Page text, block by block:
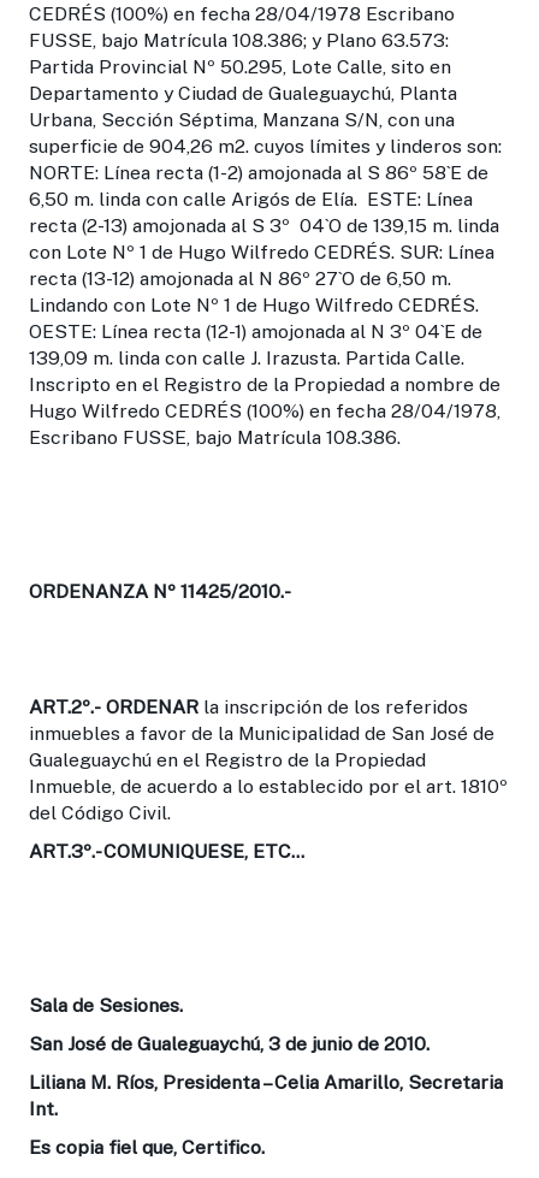
CEDRÉS (100%) en fecha 28/04/1978 Escribano
FUSSE, bajo Matrícula 108.386; y Plano 63.573:
Partida Provincial Nº 50.295, Lote Calle, sito en
Departamento y Ciudad de Gualeguaychú, Planta
Urbana, Sección Séptima, Manzana S/N, con una
superficie de 904,26 m2. cuyos límites y linderos son:
NORTE: Línea recta (1-2) amojonada al S 86º 58`E de
6,50 m. linda con calle Arigós de Elía. ESTE: Línea
recta (2-13) amojonada al S 3º 04`O de 139,15 m. linda
con Lote Nº 1 de Hugo Wilfredo CEDRÉS. SUR: Línea
recta (13-12) amojonada al N 86º 27`O de 6,50 m.
Lindando con Lote Nº 1 de Hugo Wilfredo CEDRÉS.
OESTE: Línea recta (12-1) amojonada al N 3º 04`E de
139,09 m. linda con calle J. Irazusta. Partida Calle.
Inscripto en el Registro de la Propiedad a nombre de
Hugo Wilfredo CEDRÉS (100%) en fecha 28/04/1978,
Escribano FUSSE, bajo Matrícula 108.386.
ORDENANZA Nº 11425/2010.-
ART.2º.- ORDENAR la inscripción de los referidos
inmuebles a favor de la Municipalidad de San José de
Gualeguaychú en el Registro de la Propiedad
Inmueble, de acuerdo a lo establecido por el art. 1810º
del Código Civil.
ART.3º.-COMUNIQUESE, ETC…
Sala de Sesiones.
San José de Gualeguaychú, 3 de junio de 2010.
Liliana M. Ríos, Presidenta – Celia Amarillo, Secretaria
Int.
Es copia fiel que, Certifico.